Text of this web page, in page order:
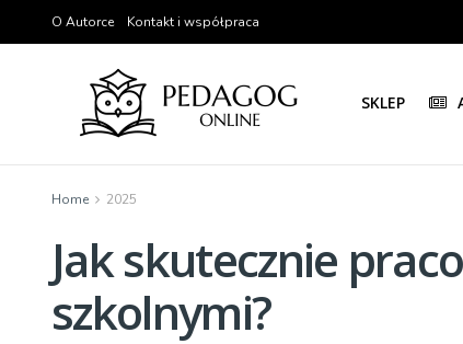
O Autorce Kontakt i współpraca
SKLEP
Home 2025
Jak skutecznie
szkolnymi?